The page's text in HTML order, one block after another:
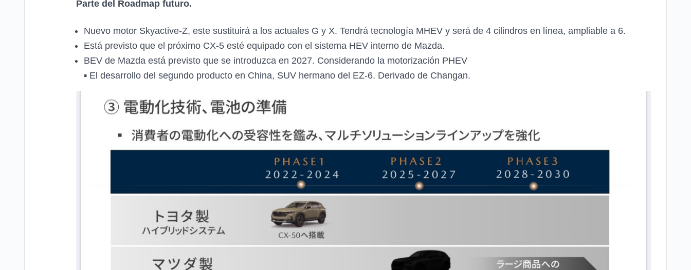
Parte del Roadmap futuro.
Nuevo motor Skyactive-Z, este sustituirá a los actuales G y X. Tendrá tecnología MHEV y será de 4 cilindros en línea, ampliable a 6.
︎Está previsto que el próximo CX-5 esté equipado con el sistema HEV interno de Mazda.
BEV de Mazda está previsto que se introduzca en 2027. Considerando la motorización PHEV
▪ ︎El desarrollo del segundo producto en China, SUV hermano del EZ-6. Derivado de Changan.